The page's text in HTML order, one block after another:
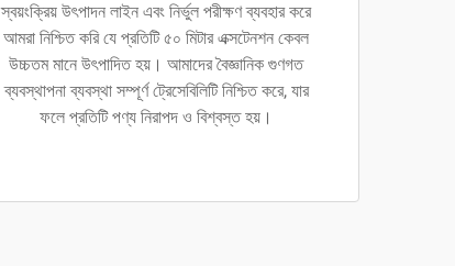
স্বয়ংক্রিয় উৎপাদন লাইন এবং নির্ভুল পরীক্ষণ ব্যবহার করে
আমরা নিশ্চিত করি যে প্রতিটি ৫০ মিটার এক্সটেনশন কেবল
উচ্চতম মানে উৎপাদিত হয়। আমাদের বৈজ্ঞানিক গুণগত
ব্যবস্থাপনা ব্যবস্থা সম্পূর্ণ ট্রেসেবিলিটি নিশ্চিত করে, যার
ফলে প্রতিটি পণ্য নিরাপদ ও বিশ্বস্ত হয়।